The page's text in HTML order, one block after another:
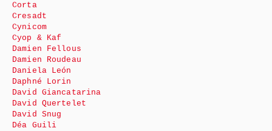
Corta
Cresadt
Cynicom
Cyop & Kaf
Damien Fellous
Damien Roudeau
Daniela León
Daphné Lorin
David Giancatarina
David Quertelet
David Snug
Déa Guili